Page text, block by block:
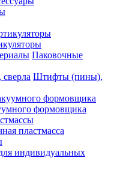
Паковочные
Штифты (пины),
формовщика
пластмасса
индивидуальных